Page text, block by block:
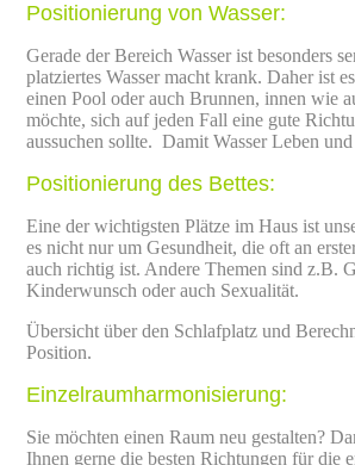
Positionierung von Wasser:
Gerade der Bereich Wasser ist besonders
platziertes Wasser macht krank. Daher ist
einen Pool oder auch Brunnen, innen wie
möchte, sich auf jeden Fall eine gute
aussuchen sollte. Damit Wasser Leben
Positionierung des Bettes:
Eine der wichtigsten Plätze im Haus ist
es nicht nur um Gesundheit, die oft an
auch richtig ist. Andere Themen sind z.B.
Kinderwunsch oder auch Sexualität.
Übersicht über den Schlafplatz und
Position.
Einzelraumharmonisierung:
Sie möchten einen Raum neu gestalten?
Ihnen gerne die besten Richtungen für die